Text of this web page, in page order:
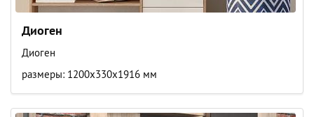
Диоген
Диоген
размеры: 1200х330х1916 мм